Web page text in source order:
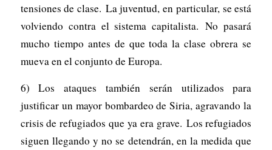
tensiones de clase. La juventud, en particular, se está
volviendo contra el sistema capitalista. No pasará
mucho tiempo antes de que toda la clase obrera se
mueva en el conjunto de Europa.
6) Los ataques también serán utilizados para
justificar un mayor bombardeo de Siria, agravando la
crisis de refugiados que ya era grave. Los refugiados
siguen llegando y no se detendrán, en la medida que